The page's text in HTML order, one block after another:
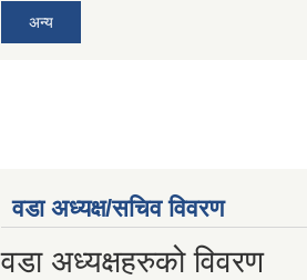
अन्य
वडा अध्यक्ष/सचिव विवरण
वडा अध्यक्षहरुको विवरण